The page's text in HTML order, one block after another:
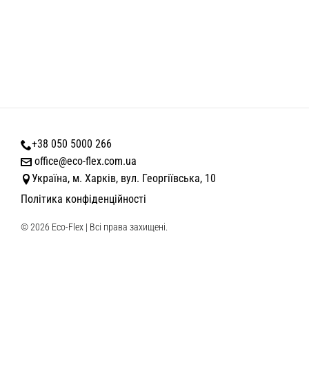
+38 050 5000 266
office@eco-flex.com.ua
Україна, м. Харків, вул. Георгіївська, 10
Політика конфіденційності
© 2026 Eco-Flex | Всі права захищені.